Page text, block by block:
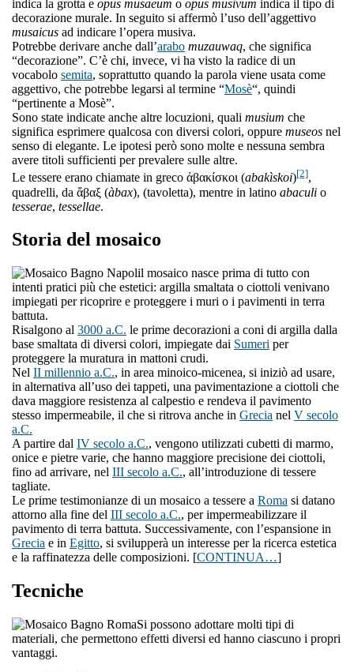
indica la grotta e opus musaeum o opus musivum indica il tipo di
decorazione murale. In seguito si affermò l’uso dell’aggettivo
musaicus ad indicare l’opera musiva.
Potrebbe derivare anche dall’arabo muzauwaq, che significa
“decorazione”. C’è chi, invece, vi ha visto la radice di un
vocabolo semita, soprattutto quando la parola viene usata come
aggettivo, che potrebbe legarsi al termine “Mosè“, quindi
“pertinente a Mosè”.
Sono state indicate anche altre locuzioni, quali musium che
significa esprimere qualcosa con diversi colori, oppure museos nel
senso di elegante. Le ipotesi però sono molte e nessuna sembra
avere titoli sufficienti per prevalere sulle altre.
Le tessere erano chiamate in greco ἀβακίσκοι (abakìskoi)[2],
quadrelli, da ἄβαξ (àbax), (tavoletta), mentre in latino abaculi o
tesserae, tessellae.
Storia del mosaico
l mosaico nasce prima di tutto con
intenti pratici più che estetici: argilla smaltata o ciottoli venivano
impiegati per ricoprire e proteggere i muri o i pavimenti in terra
battuta.
Risalgono al 3000 a.C. le prime decorazioni a coni di argilla dalla
base smaltata di diversi colori, impiegate dai Sumeri per
proteggere la muratura in mattoni crudi.
Nel II millennio a.C., in area minoico-micenea, si iniziò ad usare,
in alternativa all’uso dei tappeti, una pavimentazione a ciottoli che
dava maggiore resistenza al calpestio e rendeva il pavimento
stesso impermeabile, il che si ritrova anche in Grecia nel V secolo
a.C.
A partire dal IV secolo a.C., vengono utilizzati cubetti di marmo,
onice e pietre varie, che hanno maggiore precisione dei ciottoli,
fino ad arrivare, nel III secolo a.C., all’introduzione di tessere
tagliate.
Le prime testimonianze di un mosaico a tessere a Roma si datano
attorno alla fine del III secolo a.C., per impermeabilizzare il
pavimento di terra battuta. Successivamente, con l’espansione in
Grecia e in Egitto, si svilupperà un interesse per la ricerca estetica
e la raffinatezza delle composizioni. [CONTINUA…]
Tecniche
Si possono adottare molti tipi di
materiali, che permettono effetti diversi ed hanno ciascuno i propri
vantaggi.